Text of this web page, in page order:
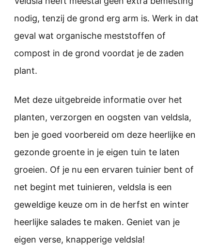
nodig, tenzij de grond erg arm is. Werk in dat
geval wat organische meststoffen of
compost in de grond voordat je de zaden
plant.
Met deze uitgebreide informatie over het
planten, verzorgen en oogsten van veldsla,
ben je goed voorbereid om deze heerlijke en
gezonde groente in je eigen tuin te laten
groeien. Of je nu een ervaren tuinier bent of
net begint met tuinieren, veldsla is een
geweldige keuze om in de herfst en winter
heerlijke salades te maken. Geniet van je
eigen verse, knapperige veldsla!